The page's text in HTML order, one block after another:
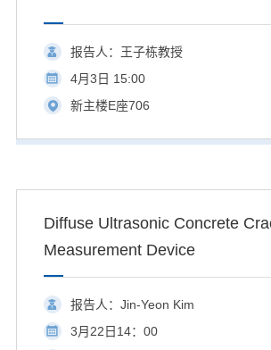
报告人：王子栋教授
4月3日 15:00
新主楼E座706
Diffuse Ultrasonic Concrete
Measurement Device
报告人：Jin-Yeon Kim
3月22日14：00